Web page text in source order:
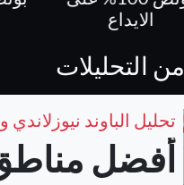
دولار
التحليلات
تحليل الباوند
أفضل مناطق